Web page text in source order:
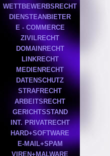
WETTBEWERBSRECHT
DIENSTEANBIETER
E - COMMERCE
ZIVILRECHT
DOMAINRECHT
LINKRECHT
MEDIENRECHT
DATENSCHUTZ
STRAFRECHT
ARBEITSRECHT
GERICHTSSTAND
INT. PRIVATRECHT
HARD+SOFTWARE
E-MAIL+SPAM
VIREN+MALWARE